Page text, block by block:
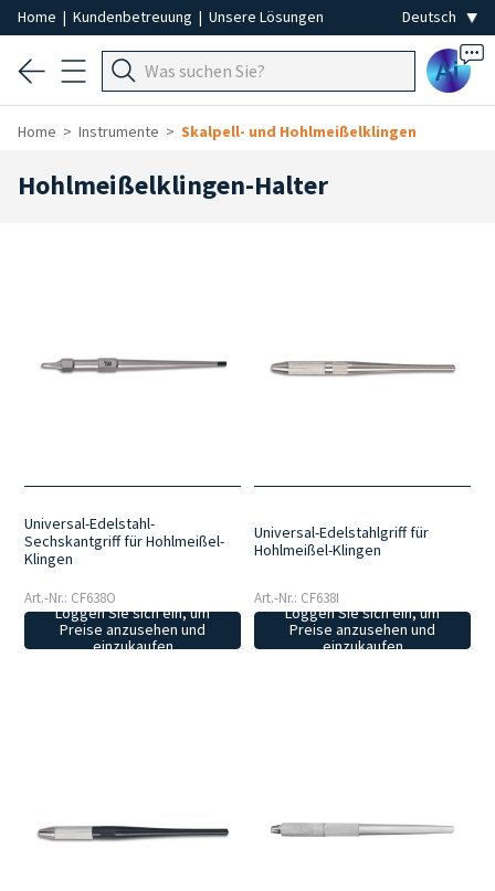
Home | Kundenbetreuung | Unsere Lösungen
Ai
Home Instrumente Skalpell- und Hohlmeißelklingen
Hohlmeißelklingen-Halter
Universal-Edelstahl-
Sechskantgriff für Hohlmeißel-
Klingen
Art.-Nr.: CF638O
Loggen Sie sich ein, um
Preise anzusehen und
einzukaufen
Universal-Edelstahlgriff für
Hohlmeißel-Klingen
Art.-Nr.: CF638I
Loggen Sie sich ein, um
Preise anzusehen und
einzukaufen